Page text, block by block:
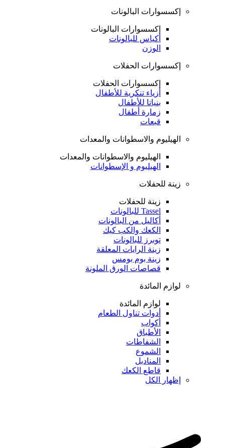
إكسسوارات البالونات
إكسسوارات البالونات
أكياس للبالونات
الوزن
إكسسوارات الحفلات
إكسسوارات الحفلات
أزياء تنكرية للأطفال
بنياتا للأطفال
زمارة أطفال
قبعات
الهيليوم والاسطوانات والمعدات
الهيليوم والاسطوانات والمعدات
الهيليوم و الإسطوانات
زينة للحفلات
زينة للحفلات
Tassel للبالونات
أكاليل من البالونات
الكعك والكب كيك
توبرز للبالونات
زينة الرايات المعلقة
زينة بوم بومس
قصاصات الورق الملونة
لوازم المائدة
لوازم المائدة
أدوات تناول الطعام
أكواب
الأطباق
الشفاطات
الشموع
المناديل
قاطع الكعك
إظهار الكل